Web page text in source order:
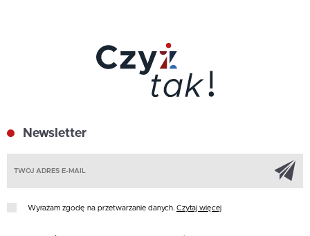
Newsletter
Wyrażam zgodę na przetwarzanie danych. Czytaj więcej